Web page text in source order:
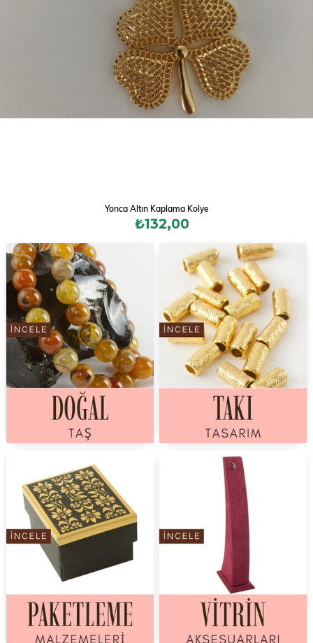
Yonca Altın Kaplama Kolye
₺132,00